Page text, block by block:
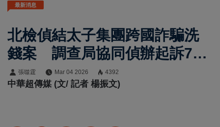
最新消息
北檢偵結太子集團跨國詐騙洗
錢案 調查局協同偵辦起訴75
人、查扣不法資產逾55億元
張噬霆 Mar 04 2026 4392
中華超傳媒 (文/ 記者 楊振文)